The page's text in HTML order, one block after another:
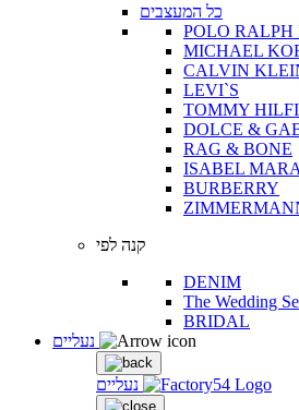
כל המעצבים
POLO
MICHAEL
CALVIN
LEVI`S
TOMMY
DOLCE &
RAG & BONE
ISABEL
BURBERRY
קנה לפי
DENIM
The Wedding
BRIDAL
נעליים